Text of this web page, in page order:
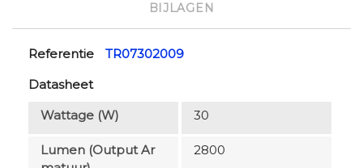
BIJLAGEN
Referentie
TR07302009
Datasheet
Wattage (W)
30
Lumen (output Ar
2800